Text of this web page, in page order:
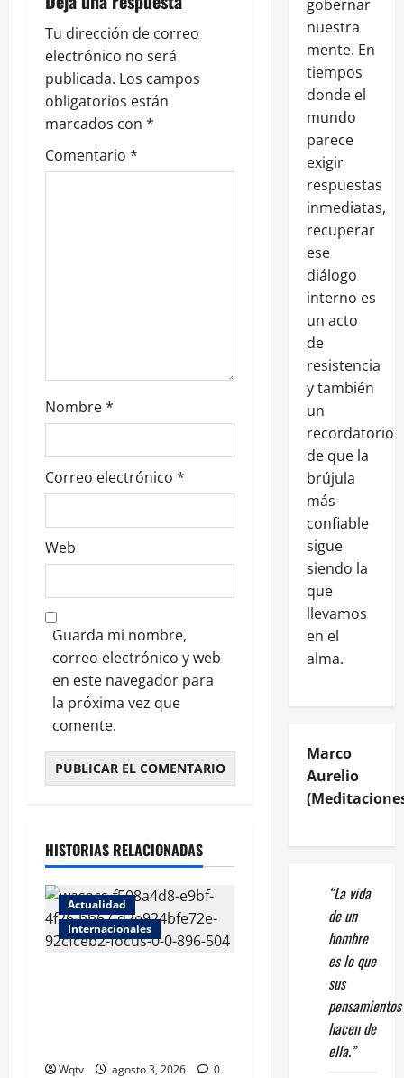
Tu dirección de correo
electrónico no será
publicada. Los campos
obligatorios están
marcados con *
Comentario *
Nombre*
Correo electrónico *
Web
Guarda mi nombre,
correo electrónico y web
en este navegador para
la próxima vez que
comente.
HISTORIAS RELACIONADAS
Actualidad
Internacionales
Wqtv agosto 3, 2026 0
Deportes
FIFA
gobernar
nuestra
mente. En
tiempos
donde el
mundo
parece
exigir
respuestas
inmediatas,
recuperar
ese
diálogo
interno es
un acto
de
resistencia
y también
un
recordatorio
de que la
brújula
más
confiable
sigue
siendo la
que
llevamos
en el
alma.
Marco
Aurelio
“La vida
de un
hombre
es lo que
sus
pensamientos
hacen de
ella.”